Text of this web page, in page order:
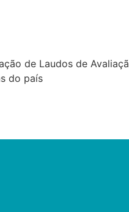
de Laudos de
do país